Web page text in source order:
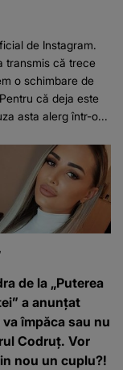
de Instagram.
transmis că trece
o schimbare de
că deja este
asta alerg într-o...
de la „Puterea
a anunțat
împăca sau nu
Codruț. Vor
nou un cuplu?!